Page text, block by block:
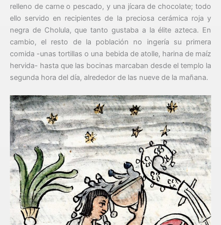
relleno de carne o pescado, y una jícara de chocolate; todo
ello servido en recipientes de la preciosa cerámica roja y
negra de Cholula, que tanto gustaba a la élite azteca. En
cambio, el resto de la población no ingería su primera
comida -unas tortillas o una bebida de atolle, harina de maíz
hervida- hasta que las bocinas marcaban desde el templo la
segunda hora del día, alrededor de las nueve de la mañana.